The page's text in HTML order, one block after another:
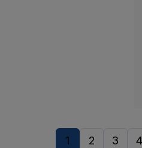
1 2 3 4